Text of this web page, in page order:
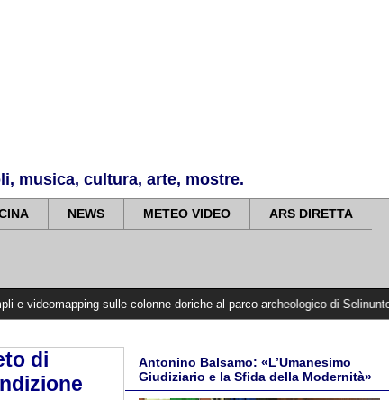
musica, cultura, arte, mostre.
NEWS METEO VIDEO ARS DIRETTA
sulle colonne doriche al parco archeologico di Selinunte >>>>>
di
Antonino Balsamo: «L’Umanesimo
Giudiziario e la Sfida della Modernità»